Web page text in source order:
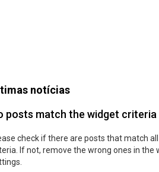
notícias
posts match the widget criteria
check if there are posts that match
If not, remove the wrong ones in the